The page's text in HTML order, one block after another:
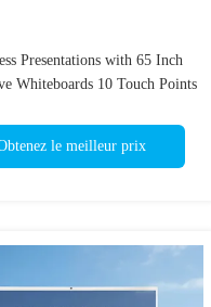
Presentations with 65 Inch
Whiteboards 10 Touch Points
le meilleur prix